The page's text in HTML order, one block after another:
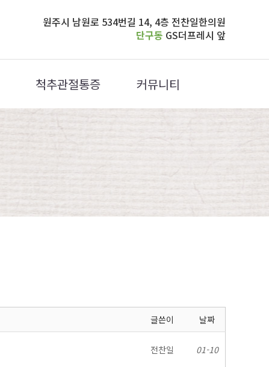
원주시 남원로 534번길 14, 4층 전찬일한의원
단구동 GS더프레시 앞
척추관절통증 커뮤니티
글쓴이 날짜
전찬일 01-10